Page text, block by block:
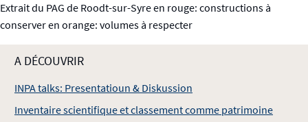
Extrait du PAG de Roodt-sur-Syre en rouge: constructions à
conserver en orange: volumes à respecter
A DÉCOUVRIR
INPA talks: Presentatioun & Diskussion
Inventaire scientifique et classement comme patrimoine